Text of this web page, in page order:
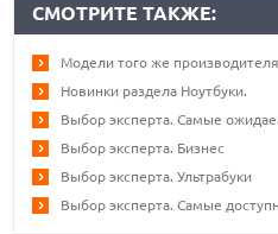
СМОТРИТЕ ТАКЖЕ:
Модели того же производителя
Новинки раздела Ноутбуки.
Выбор эксперта. Самые
Выбор эксперта. Бизнес
Выбор эксперта. Ультрабуки
Выбор эксперта. Самые